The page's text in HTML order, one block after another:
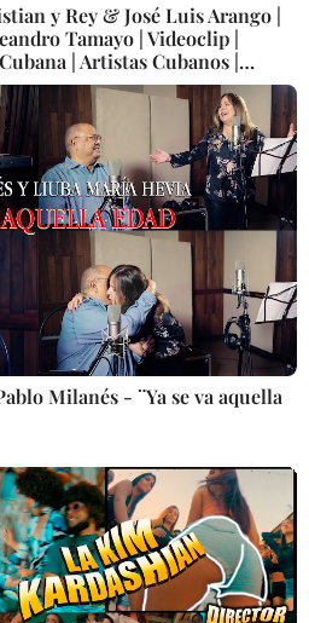
y Rey & José Luis Arango |
Tamayo | Videoclip |
| Artistas Cubanos |
Milanés - ¨Ya se va aquella